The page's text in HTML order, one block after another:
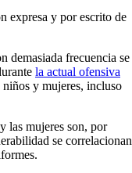
expresa y por escrito de
demasiada frecuencia se
la actual ofensiva
y mujeres, incluso
las mujeres son, por
se correlacionan